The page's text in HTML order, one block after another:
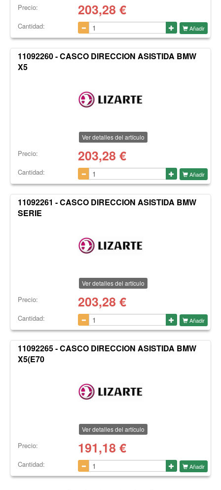
Precio: 203,28 €
Cantidad: Añadir
11092260 - CASCO DIRECCION ASISTIDA BMW
X5
Ver detalles del artículo
Precio: 203,28 €
Cantidad: Añadir
11092261 - CASCO DIRECCION ASISTIDA BMW
SERIE
Ver detalles del artículo
Precio: 203,28 €
Cantidad: Añadir
11092265 - CASCO DIRECCION ASISTIDA BMW
X5(E70
Ver detalles del artículo
Precio: 191,18 €
Cantidad: Añadir